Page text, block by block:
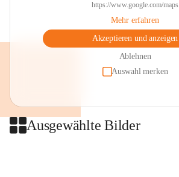
https://www.google.com/maps
Mehr erfahren
Akzeptieren und anzeigen
Ablehnen
Auswahl merken
Ausgewählte Bilder